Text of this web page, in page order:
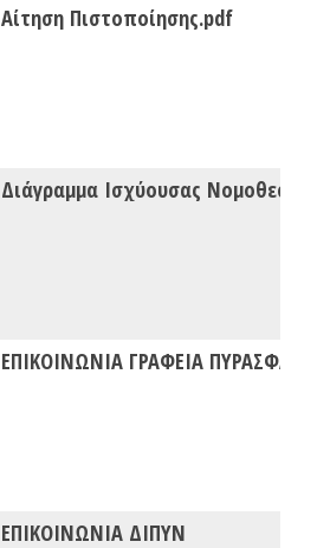
Αίτηση Πιστοποίησης.pdf
ΕΠΙΚΟΙΝΩΝΙΑ ΔΙΠΥΝ